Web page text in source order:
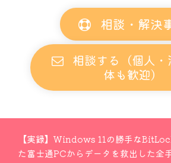
相談・解決
相談する（個人・
体も歓迎）
【実録】Windows 11の勝手な
た富士通PCからデータを救出した全